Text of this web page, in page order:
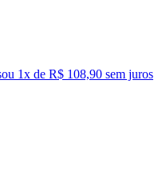
ou 1x de R$ 108,90 sem juros